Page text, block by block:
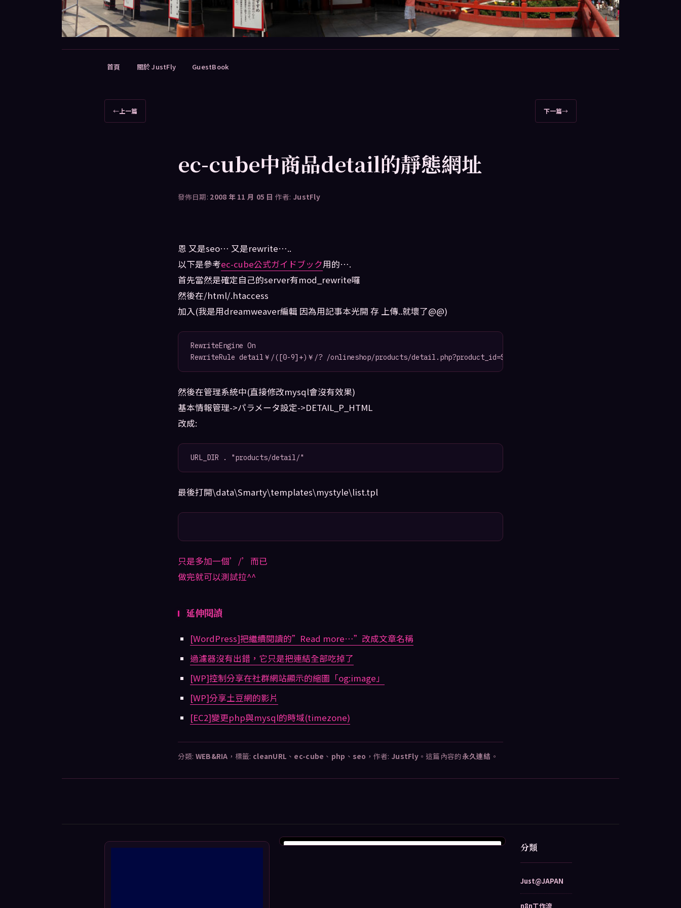
首頁 關於 JustFly GuestBook
章
←上一篇 下一篇→
ec-cube中商品detail的靜態網址
發佈日期: 2008 年 11 月 05 日 作者: JustFly
恩 又是seo… 又是rewrite…..
以下是參考ec-cube公式ガイドブック用的….
首先當然是確定自己的server有mod_rewrite囉
然後在/html/.htaccess
加入(我是用dreamweaver編輯 因為用記事本光開 存 上傳..就壞了@@)
RewriteEngine On
然後在管理系統中(直接修改mysql會沒有效果)
基本情報管理->パラメータ設定->DETAIL_P_HTML
改成:
URL_DIR . "products/detail/"
最後打開\data\Smarty\templates\mystyle\list.tpl
只是多加一個’/’而已
做完就可以測試拉^^
延伸閱讀
[WordPress]把繼續閱讀的”Read more…”改成文章名稱
過濾器沒有出錯，它只是把連結全部吃掉了
[WP]控制分享在社群網站顯示的縮圖「og:image」
[WP]分享土豆網的影片
[EC2]變更php與mysql的時域(timezone)
分類: WEB&RIA ，標籤: cleanURL 、 ec-cube 、 php 、 seo ，作者: JustFly。這篇內容的永久連結 。
分類
Just@JAPAN
n8n工作流